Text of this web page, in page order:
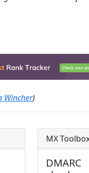
Wincher)
MX
DMARC